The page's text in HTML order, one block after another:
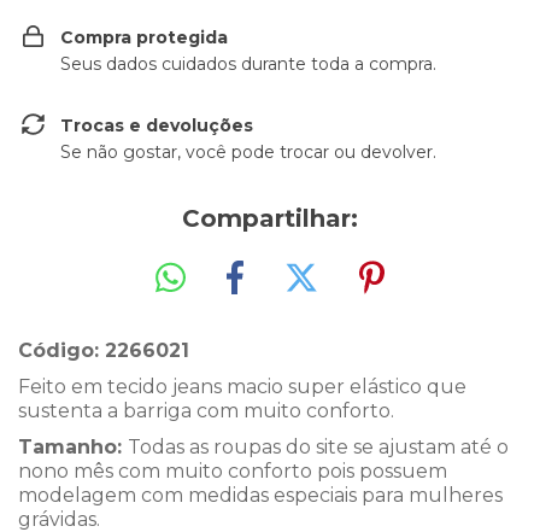
Compra protegida
Seus dados cuidados durante toda a compra.
Trocas e devoluções
Se não gostar, você pode trocar ou devolver.
Compartilhar:
Código: 2266021
Feito em tecido jeans macio super elástico que
sustenta a barriga com muito conforto.
Tamanho: Todas as roupas do site se ajustam até o
nono mês com muito conforto pois possuem
modelagem com medidas especiais para mulheres
grávidas.